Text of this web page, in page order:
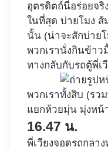
อุตรดิตถ์นี่อร่อยจริ
ในที่สุด บ่ายโมง
นั้น (น่าจะสักบ่าย
พวกเรานั่งกินข้าว
ทางกลับกับรถตู้พี่เ
พวกเราทั้งสิบ (รว
แยกห้วยมุ่น มุ่งหน้
16.47 น.
พี่เวียงจอดรถกลา